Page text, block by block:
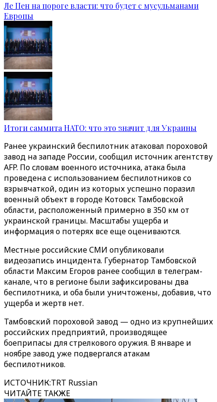
Ле Пен на пороге власти: что будет с мусульманами
Европы
Итоги саммита НАТО: что это значит для Украины
Ранее украинский беспилотник атаковал пороховой
завод на западе России, сообщил источник агентству
AFP. По словам военного источника, атака была
проведена с использованием беспилотников со
взрывчаткой, один из которых успешно поразил
военный объект в городе Котовск Тамбовской
области, расположенный примерно в 350 км от
украинской границы. Масштабы ущерба и
информация о потерях все еще оцениваются.
Местные российские СМИ опубликовали
видеозапись инцидента. Губернатор Тамбовской
области Максим Егоров ранее сообщил в телеграм-
канале, что в регионе были зафиксированы два
беспилотника, и оба были уничтожены, добавив, что
ущерба и жертв нет.
Тамбовский пороховой завод — одно из крупнейших
российских предприятий, производящее
боеприпасы для стрелкового оружия. В январе и
ноябре завод уже подвергался атакам
беспилотников.
ИСТОЧНИК:TRT Russian
ЧИТАЙТЕ ТАКЖЕ